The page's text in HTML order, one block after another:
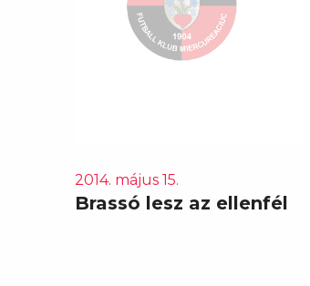
2014. május 15.
Brassó lesz az ellenfél